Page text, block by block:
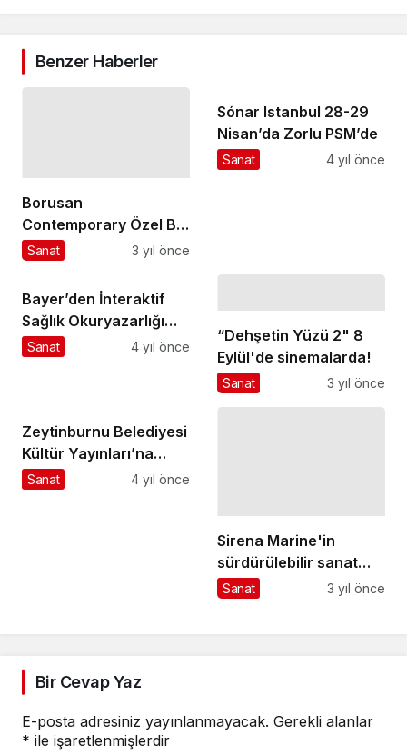
Benzer Haberler
Borusan
Contemporary Özel Bir
Seçki ile 18.
Istanbul'da
Sanat 3 yıl önce
Sónar Istanbul 28-29
Nisan’da Zorlu PSM’de
Sanat 4 yıl önce
Bayer’den İnteraktif
Sağlık Okuryazarlığı
Sergisi: “Sağlığı
Sanat 4 yıl önce
“Dehşetin Yüzü 2" 8
Eylül'de sinemalarda!
Sanat 3 yıl önce
Zeytinburnu Belediyesi
Kültür Yayınları’na
Yoğun İlgi
Sanat 4 yıl önce
Sirena Marine'in
sürdürülebilir sanat
projesi 'Art of
Sanat 3 yıl önce
Bir Cevap Yaz
E-posta adresiniz yayınlanmayacak. Gerekli alanlar
* ile işaretlenmişlerdir